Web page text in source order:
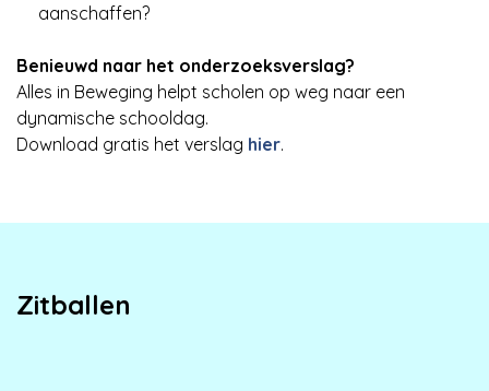
aanschaffen?
Benieuwd naar het onderzoeksverslag?
Alles in Beweging helpt scholen op weg naar een
dynamische schooldag.
Download gratis het verslag hier.
Zitballen